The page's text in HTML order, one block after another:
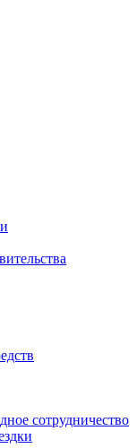
сотрудничество